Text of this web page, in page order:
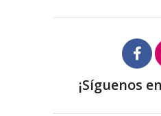
¡Síguenos